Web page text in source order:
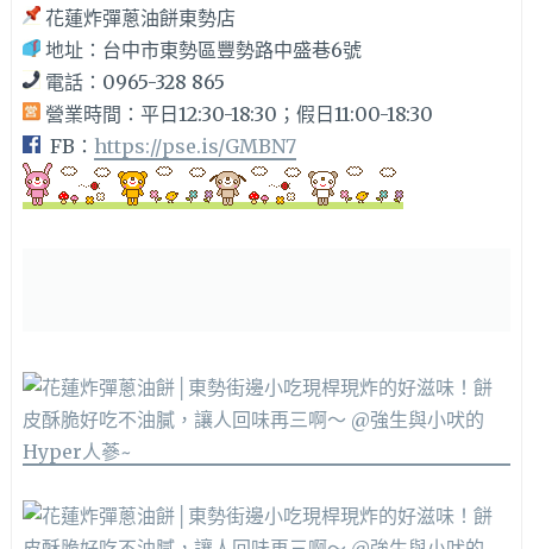
花蓮炸彈蔥油餅東勢店
地址：台中市東勢區豐勢路中盛巷6號
電話：0965-328 865
營業時間：平日12:30-18:30；假日11:00-18:30
FB： https://pse.is/GMBN7